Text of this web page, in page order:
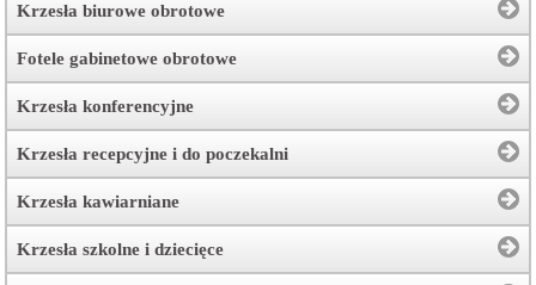
Krzesła biurowe obrotowe
Fotele gabinetowe obrotowe
Krzesła konferencyjne
Krzesła recepcyjne i do poczekalni
Krzesła kawiarniane
Krzesła szkolne i dziecięce